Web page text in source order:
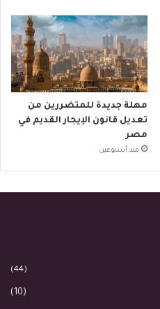
مهلة جديدة للمتضررين من
تعديل قانون الإيجار القديم في
مصر
منذ أسبوعين
(44)
(10)